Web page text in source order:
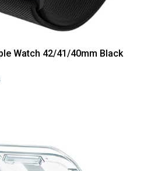
Watch 42/41/40mm Black